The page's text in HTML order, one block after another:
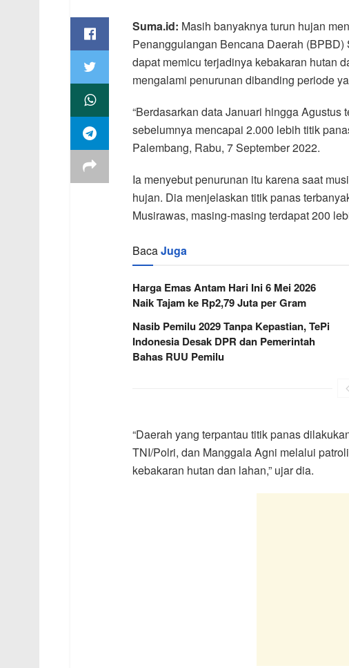
Suma.id: Masih banyaknya turun hujan
Penanggulangan Bencana Daerah
dapat memicu terjadinya kebakaran hutan
mengalami penurunan dibanding periode
“Berdasarkan data Januari hingga
sebelumnya mencapai 2.000 lebih titik
Palembang, Rabu, 7 September 2022.
Ia menyebut penurunan itu karena saat
hujan. Dia menjelaskan titik panas
Musirawas, masing-masing terdapat 200
BacaJuga
Harga Emas Antam Hari Ini 6 Mei 2026
Naik Tajam ke Rp2,79 Juta per Gram
Nasib Pemilu 2029 Tanpa Kepastian, TePi
Indonesia Desak DPR dan Pemerintah
Bahas RUU Pemilu
“Daerah yang terpantau titik panas
TNI/Polri, dan Manggala Agni melalui
kebakaran hutan dan lahan,” ujar dia.